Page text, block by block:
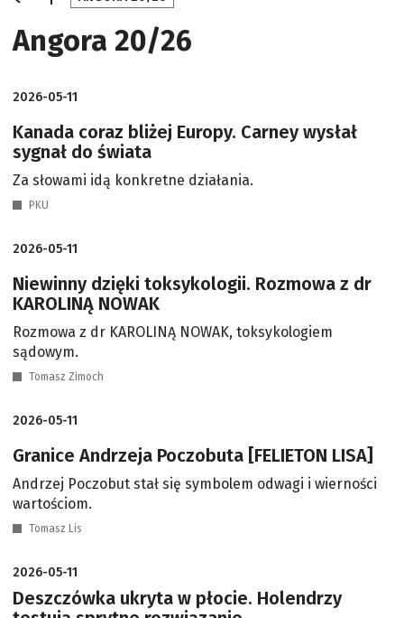
Angora 20/26
2026-05-11
Kanada coraz bliżej Europy. Carney wysłał
sygnał do świata
Za słowami idą konkretne działania.
PKU
2026-05-11
Niewinny dzięki toksykologii. Rozmowa z dr
KAROLINĄ NOWAK
Rozmowa z dr KAROLINĄ NOWAK, toksykologiem
sądowym.
Tomasz Zimoch
2026-05-11
Granice Andrzeja Poczobuta [FELIETON LISA]
Andrzej Poczobut stał się symbolem odwagi i wierności
wartościom.
Tomasz Lis
2026-05-11
Deszczówka ukryta w płocie. Holendrzy